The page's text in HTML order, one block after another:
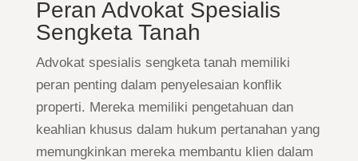
Peran Advokat Spesialis
Sengketa Tanah
Advokat spesialis sengketa tanah memiliki
peran penting dalam penyelesaian konflik
properti. Mereka memiliki pengetahuan dan
keahlian khusus dalam hukum pertanahan yang
memungkinkan mereka membantu klien dalam